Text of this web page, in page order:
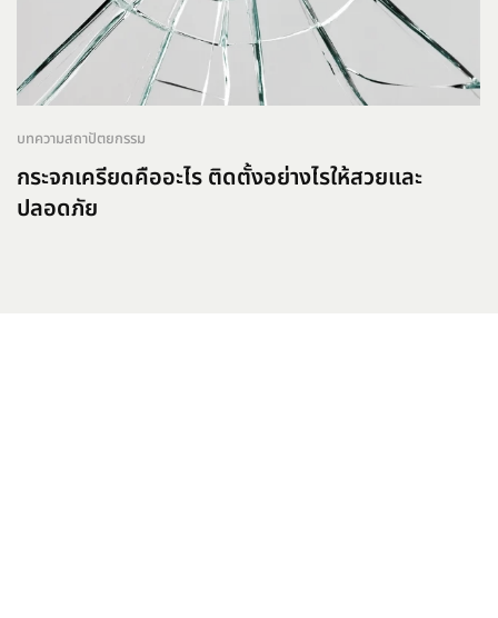
บทความสถาปัตยกรรม
กระจกเครียดคืออะไร ติดตั้งอย่างไรให้สวยและ
ปลอดภัย